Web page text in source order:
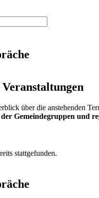
über die anstehenden
Gemeindegruppen und
stattgefunden.